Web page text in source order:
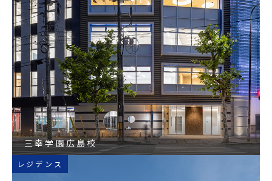
三幸学園広島校
レジデンス